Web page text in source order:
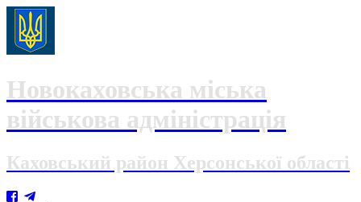
Новокаховська міська
військова адміністрація
Каховський район Херсонської області